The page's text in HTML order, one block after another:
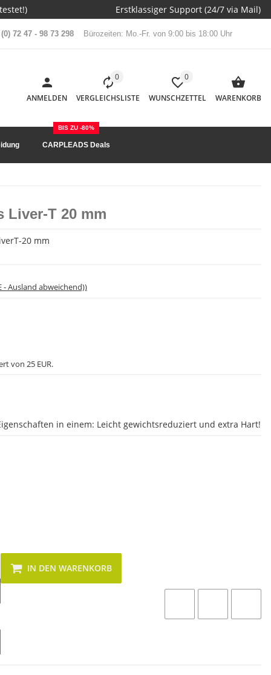
Erstklassiger Support (24/7 via Mail)
72 47 - 98 73 298 Bürozeiten: Mo.-Fr. von 9:00 bis 18:00 Uhr
ANMELDEN
0
VERGLEICHSLISTE
0
WUNSCHZETTEL WARENKORB
CARPLEADS Deals
BIS ZU -80%
Liver-T 20 mm
20 mm
- Ausland abweichend))
von 25 EUR.
in einem: Leicht gewichtsreduziert und extra Hart!
IN DEN WARENKORB